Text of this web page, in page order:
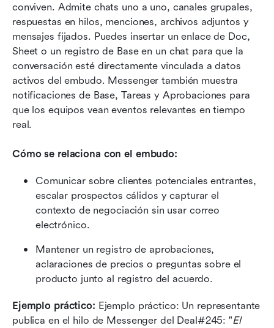
conviven. Admite chats uno a uno, canales grupales,
respuestas en hilos, menciones, archivos adjuntos y
mensajes fijados. Puedes insertar un enlace de Doc,
Sheet o un registro de Base en un chat para que la
conversación esté directamente vinculada a datos
activos del embudo. Messenger también muestra
notificaciones de Base, Tareas y Aprobaciones para
que los equipos vean eventos relevantes en tiempo
real.
Cómo se relaciona con el embudo:
Comunicar sobre clientes potenciales entrantes,
escalar prospectos cálidos y capturar el
contexto de negociación sin usar correo
electrónico.
Mantener un registro de aprobaciones,
aclaraciones de precios o preguntas sobre el
producto junto al registro del acuerdo.
Ejemplo práctico: Ejemplo práctico: Un representante
publica en el hilo de Messenger del Deal#245: "El